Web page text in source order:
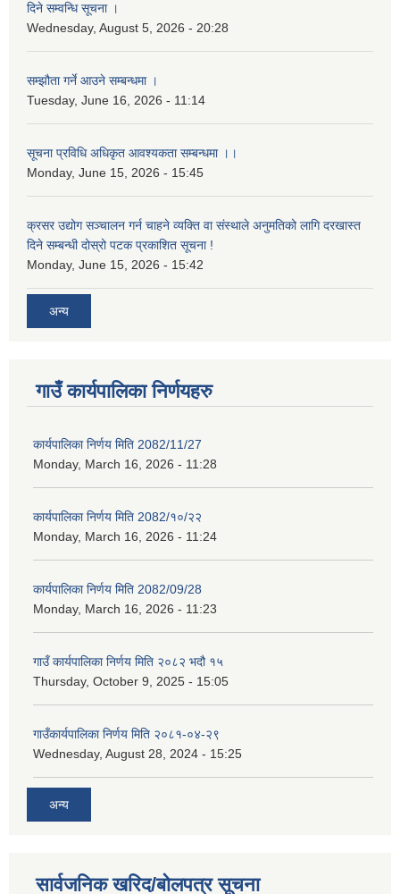
दिने सम्वन्धि सूचना ।
Wednesday, August 5, 2026 - 20:28
सम्झौता गर्ने आउने सम्बन्धमा ।
Tuesday, June 16, 2026 - 11:14
सूचना प्रविधि अधिकृत आवश्यकता सम्बन्धमा ।।
Monday, June 15, 2026 - 15:45
क्रसर उद्योग सञ्चालन गर्न चाहने व्यक्ति वा संस्थाले अनुमतिको लागि दरखास्त
दिने सम्बन्धी दोस्रो पटक प्रकाशित सूचना !
Monday, June 15, 2026 - 15:42
अन्य
गाउँ कार्यपालिका निर्णयहरु
कार्यपालिका निर्णय मिति 2082/11/27
Monday, March 16, 2026 - 11:28
कार्यपालिका निर्णय मिति 2082/१०/२२
Monday, March 16, 2026 - 11:24
कार्यपालिका निर्णय मिति 2082/09/28
Monday, March 16, 2026 - 11:23
गाउँ कार्यपालिका निर्णय मिति २०८२ भदौ १५
Thursday, October 9, 2025 - 15:05
गाउँकार्यपालिका निर्णय मिति २०८१-०४-२९
Wednesday, August 28, 2024 - 15:25
अन्य
सार्वजनिक खरिद/बोलपत्र सूचना